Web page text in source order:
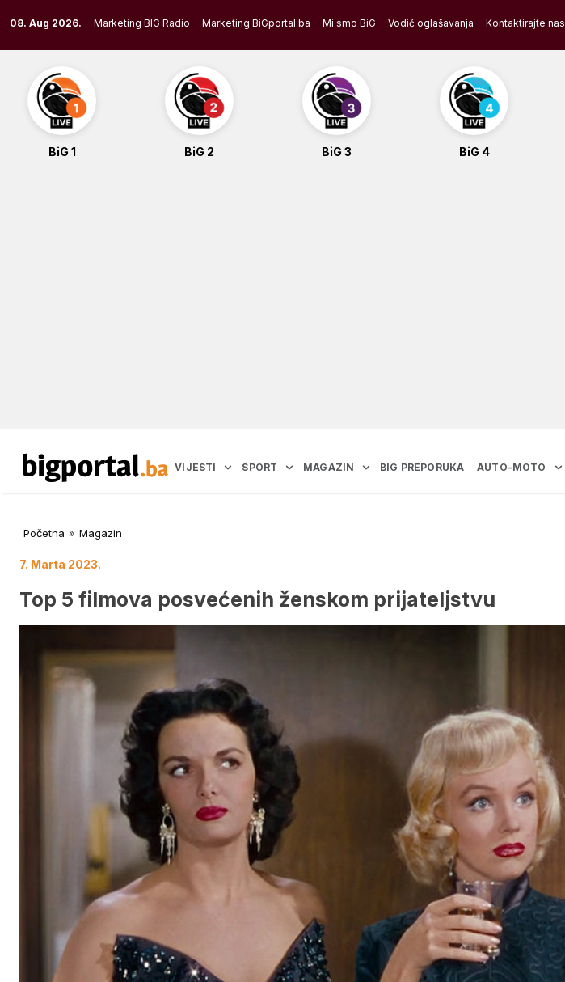
to
content
08. Aug 2026. Marketing BIG Radio Marketing BiGportal.ba Mi smo BiG Vodič oglašavanja Kontaktirajte nas
BiG 1 BiG 2 BiG 3 BiG 4
VIJESTI SPORT MAGAZIN BIG PREPORUKA AUTO-MOTO
Početna » Magazin
7. Marta 2023.
Top 5 filmova posvećenih ženskom prijateljstvu